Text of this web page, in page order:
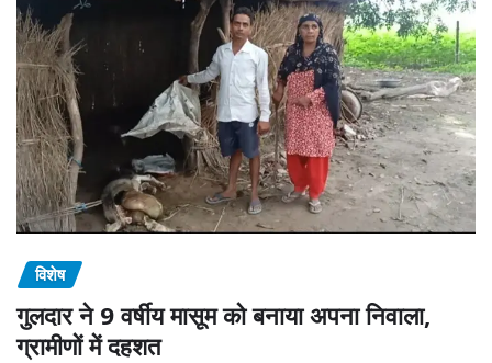
विशेष
गुलदार ने 9 वर्षीय मासूम को बनाया अपना निवाला,
ग्रामीणों में दहशत